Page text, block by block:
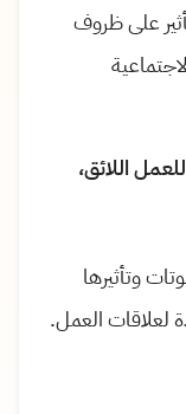
على ظروف
اللائق،
وتأثيرها
لعلاقات العمل.